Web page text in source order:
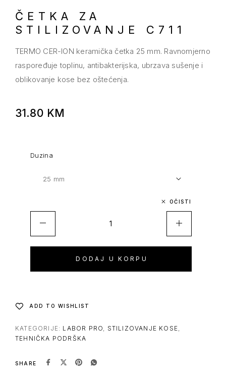
ČETKA ZA
STILIZOVANJE C711
TERMO CER-ION keramička četka 25 mm. Ravnomjerno
raspoređuje toplinu, antibakterijska, ubrzava sušenje i
oblikovanje kose bez oštećenja.
31.80 KM
Duzina
OČISTI
DODAJ U KORPU
ADD TO WISHLIST
KATEGORIJE: LABOR PRO, STILIZOVANJE KOSE,
TEHNIČKA PODRŠKA
SHARE